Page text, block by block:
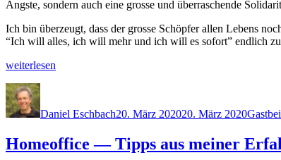
Äng­ste, son­dern auch eine grosse und über­raschende
Ich bin überzeugt, dass der grosse Schöpfer allen Lebens
“Ich will alles, ich will mehr und ich will es sofort” endlich
„GASTBEITRAG:
na
—
Leben
Wohlfühl-
Ghet­
weit­er­lesen
Autor
Daniel Eschbach20. März 202020. März 2020
Homeoffice — Tipps aus meiner